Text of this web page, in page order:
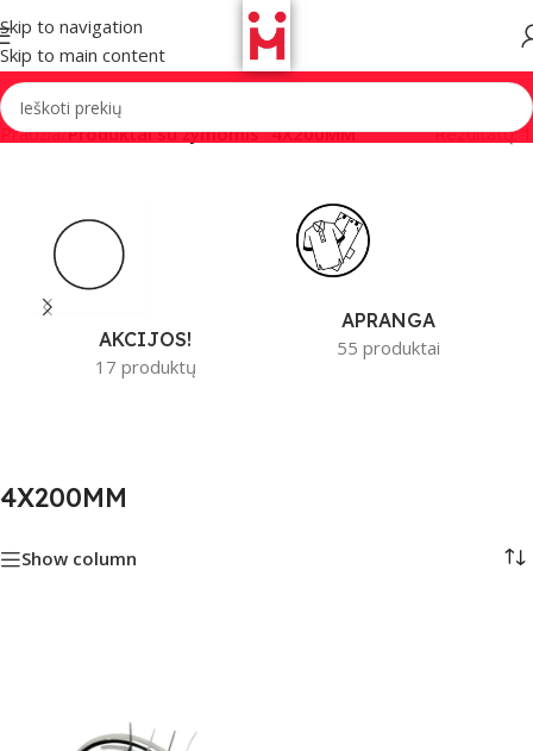
Skip to navigation
Skip to main content
Pradžia/Produktai su žymomis “4X200MM” Rezultatų: 1
AKCIJOS!
17 produktų
APRANGA
55 produktai
4X200MM
Show column